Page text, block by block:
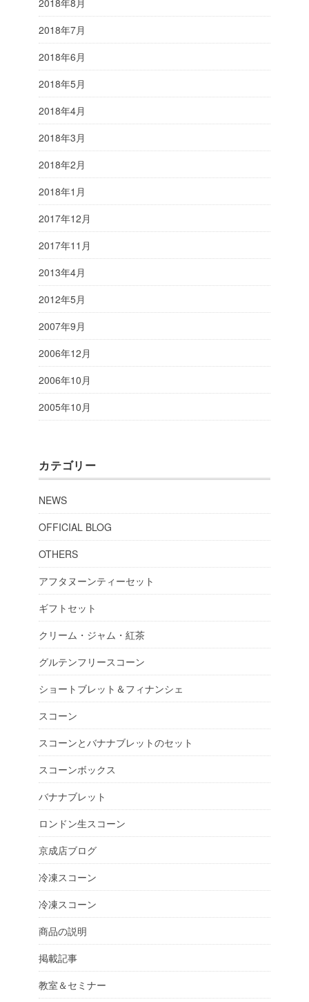
2018年8月
2018年7月
2018年6月
2018年5月
2018年4月
2018年3月
2018年2月
2018年1月
2017年12月
2017年11月
2013年4月
2012年5月
2007年9月
2006年12月
2006年10月
2005年10月
カテゴリー
NEWS
OFFICIAL BLOG
OTHERS
アフタヌーンティーセット
ギフトセット
クリーム・ジャム・紅茶
グルテンフリースコーン
ショートブレット＆フィナンシェ
スコーン
スコーンとバナナブレットのセット
スコーンボックス
バナナブレット
ロンドン生スコーン
京成店ブログ
冷凍スコーン
冷凍スコーン
商品の説明
掲載記事
教室＆セミナー